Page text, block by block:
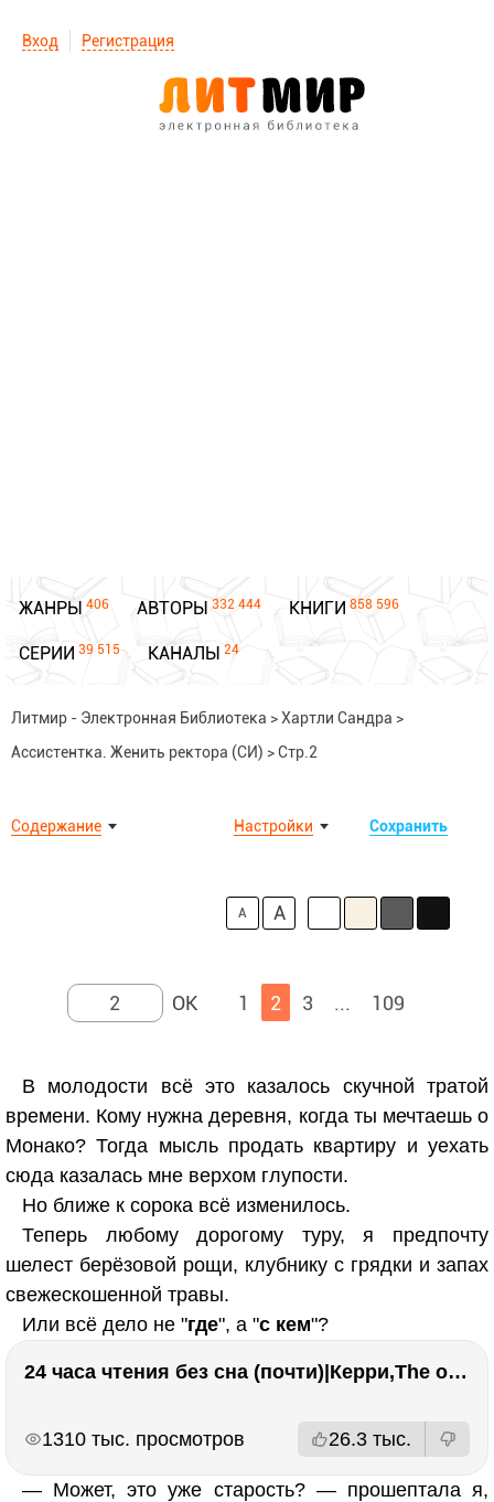
Вход Регистрация
ЖАНРЫ 406 АВТОРЫ 332 444 КНИГИ 858 596
СЕРИИ 39 515 КАНАЛЫ 24
Литмир - Электронная Библиотека >Хартли Сандра >
Ассистентка. Женить ректора (СИ) >Стр.2
Содержание Сохранить
Настройки
A A
1 2 3 ... 109
В молодости всё это казалось скучной тратой
времени. Кому нужна деревня, когда ты мечтаешь о
Монако? Тогда мысль продать квартиру и уехать
сюда казалась мне верхом глупости.
Но ближе к сорока всё изменилось.
Теперь любому дорогому туру, я предпочту
шелест берёзовой рощи, клубнику с грядки и запах
свежескошенной травы.
Или всё дело не "где", а "с кем"?
24 часа чтения без сна (почти)|Керри,The one единственный, Адвокат дьявола
1310 тыс. просмотров 26.3 тыс.
— Может, это уже старость? — прошептала я,